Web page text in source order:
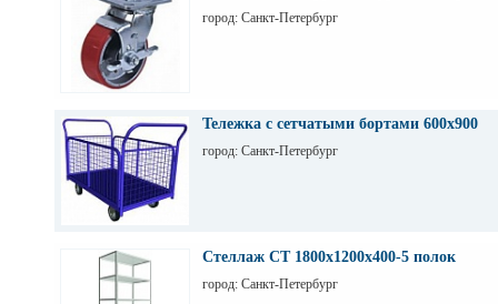
город: Санкт-Петербург
Тележка с сетчатыми бортами 600х900
город: Санкт-Петербург
Стеллаж СТ 1800х1200х400-5 полок
город: Санкт-Петербург